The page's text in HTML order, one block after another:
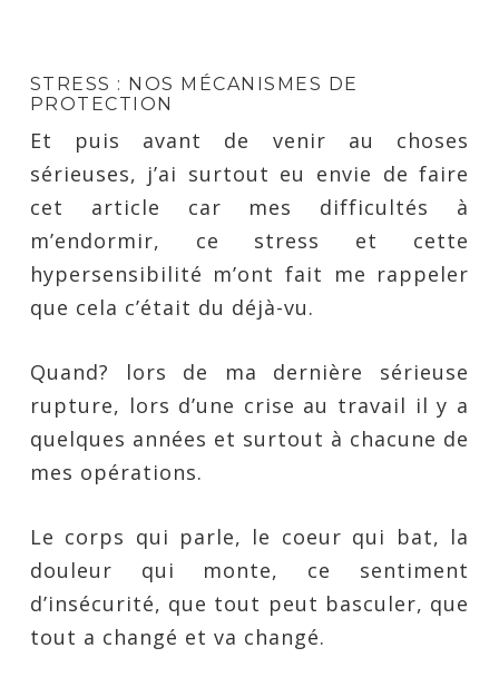
STRESS : NOS MÉCANISMES DE
PROTECTION
Et puis avant de venir au choses
sérieuses, j’ai surtout eu envie de faire
cet article car mes difficultés à
m’endormir, ce stress et cette
hypersensibilité m’ont fait me rappeler
que cela c’était du déjà-vu.
Quand? lors de ma dernière sérieuse
rupture, lors d’une crise au travail il y a
quelques années et surtout à chacune de
mes opérations.
Le corps qui parle, le coeur qui bat, la
douleur qui monte, ce sentiment
d’insécurité, que tout peut basculer, que
tout a changé et va changé.